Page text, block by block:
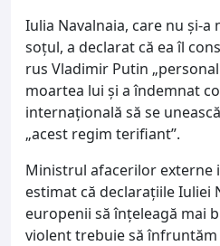
Iulia Navalnaia, care nu și-a
soțul, a declarat că ea îl
rus Vladimir Putin
moartea lui și a îndemnat
internațională să se
„acest regim terifiant”.
Ministrul afacerilor externe
estimat că declarațiile Iuliei
europenii să înțeleagă mai
violent trebuie să înfruntăm